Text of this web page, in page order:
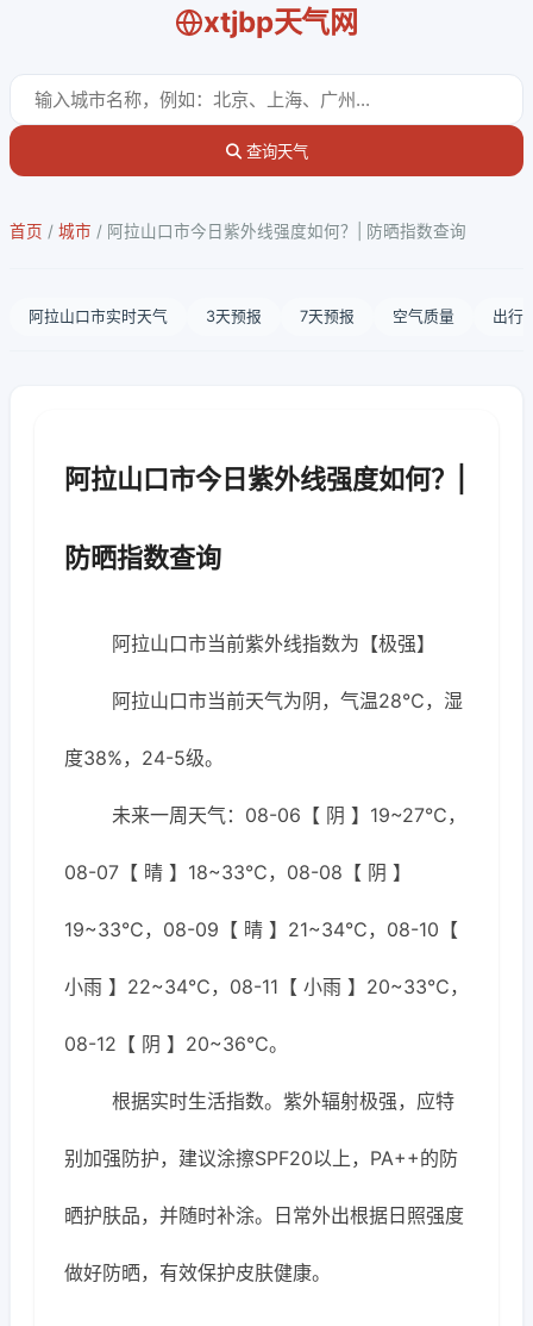
xtjbp天气网
查询天气
首页 / 城市 / 阿拉山口市今日紫外线强度如何？| 防晒指数查询
阿拉山口市实时天气 3天预报 7天预报 空气质量 出行
阿拉山口市今日紫外线强度如何？|
防晒指数查询
阿拉山口市当前紫外线指数为【极强】
阿拉山口市当前天气为阴，气温28℃，湿
度38%，24-5级。
未来一周天气：08-06【 阴 】19~27℃，
08-07【 晴 】18~33℃，08-08【 阴 】
19~33℃，08-09【 晴 】21~34℃，08-10【
小雨 】22~34℃，08-11【 小雨 】20~33℃，
08-12【 阴 】20~36℃。
根据实时生活指数。紫外辐射极强，应特
别加强防护，建议涂擦SPF20以上，PA++的防
晒护肤品，并随时补涂。日常外出根据日照强度
做好防晒，有效保护皮肤健康。